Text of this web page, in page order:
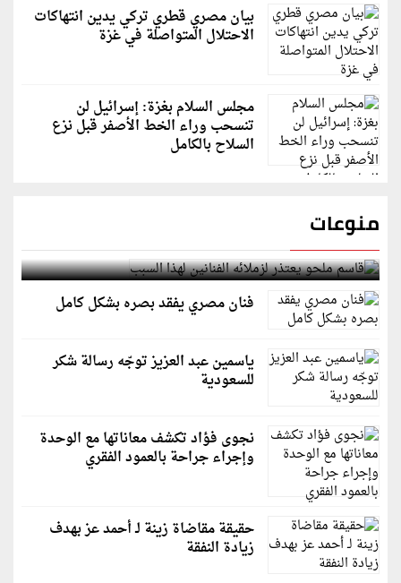
بيان مصري قطري تركي يدين انتهاكات
الاحتلال المتواصلة في غزة
مجلس السلام بغزة: إسرائيل لن
تنسحب وراء الخط الأصفر قبل نزع
السلاح بالكامل
منوعات
قاسم ملحو يعتذر لزملائه الفنانين لهذا السبب
فنان مصري يفقد بصره بشكل كامل
ياسمين عبد العزيز توجّه رسالة شكر
للسعودية
نجوى فؤاد تكشف معاناتها مع الوحدة
وإجراء جراحة بالعمود الفقري
حقيقة مقاضاة زينة لـ أحمد عز بهدف
زيادة النفقة